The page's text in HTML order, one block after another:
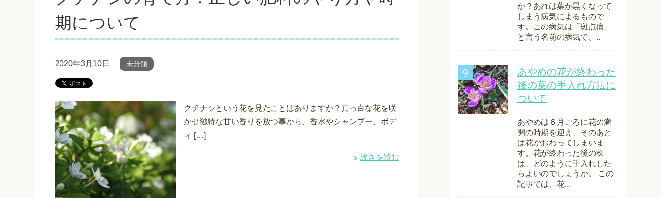
期について
2020年3月10日 未分類
クチナシという花を見たことはありますか？真っ白な花を咲
かせ独特な甘い香りを放つ事から、香水やシャンプー、ボデ
ィ […]
続きを読む
か？あれは葉が黒くなって
しまう病気によるもので
す。この病気は「斑点病」
と言う名前の病気で、...
あやめの花が終わった
後の葉の手入れ方法に
ついて
あやめは６月ごろに花の満
開の時期を迎え、そのあと
は花がおわってしまいま
す。花が終わった後の株
は、どのように手入れした
らよいのでしょうか。 この
記事では、花...